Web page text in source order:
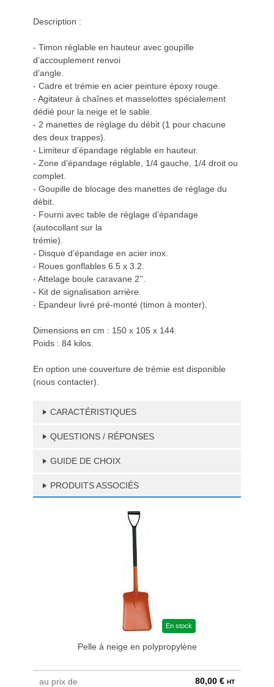
Description :
- Timon réglable en hauteur avec goupille
d’accouplement renvoi
d’angle.
- Cadre et trémie en acier peinture époxy rouge.
- Agitateur à chaînes et masselottes spécialement
dédié pour la neige et le sable.
- 2 manettes de réglage du débit (1 pour chacune
des deux trappes).
- Limiteur d’épandage réglable en hauteur.
- Zone d’épandage réglable, 1/4 gauche, 1/4 droit ou
complet.
- Goupille de blocage des manettes de réglage du
débit.
- Fourni avec table de réglage d’épandage
(autocollant sur la
trémie).
- Disque d’épandage en acier inox.
- Roues gonflables 6.5 x 3.2.
- Attelage boule caravane 2’’.
- Kit de signalisation arrière.
- Epandeur livré pré-monté (timon à monter).
Dimensions en cm : 150 x 105 x 144.
Poids : 84 kilos.
En option une couverture de trémie est disponible
(nous contacter).
CARACTÉRISTIQUES
QUESTIONS / RÉPONSES
GUIDE DE CHOIX
PRODUITS ASSOCIÉS
En stock
Pelle à neige en polypropylène
au prix de 80,00 € HT